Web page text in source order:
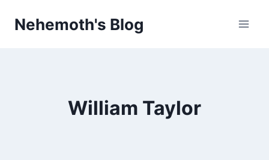
Nehemoth's Blog
William Taylor